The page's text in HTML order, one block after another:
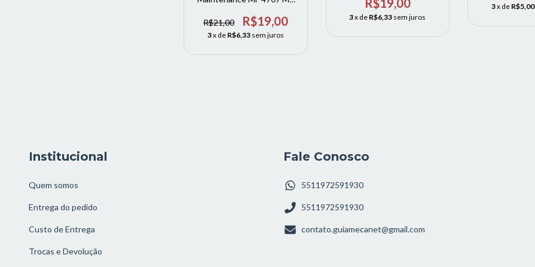
R$21,00
R$19,00
3x de R$6,33 sem juros
3x de R$6,33 sem juros
3x de R$5,00
Institucional
Quem somos
Entrega do pedido
Custo de Entrega
Trocas e Devolução
Fale Conosco
5511972591930
5511972591930
contato.guiamecanet@gmail.com